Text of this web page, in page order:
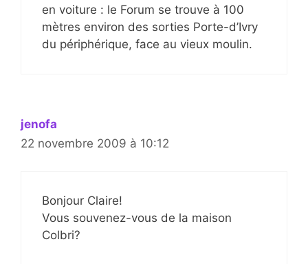
en voiture : le Forum se trouve à 100
mètres environ des sorties Porte-d’Ivry
du périphérique, face au vieux moulin.
jenofa
22 novembre 2009 à 10:12
Bonjour Claire!
Vous souvenez-vous de la maison
Colbri?